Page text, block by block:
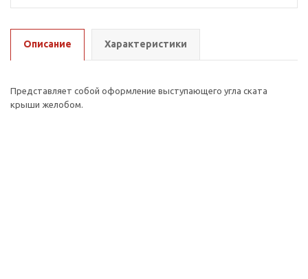
Описание Характеристики
Представляет собой оформление выступающего угла ската
крыши желобом.